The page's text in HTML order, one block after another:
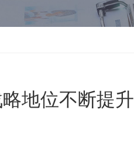
液压打包机
江西大件垃圾资源化处置项目
浙江工业固废RDF燃料生产线
广东移动式建筑垃圾处理项目
地位不断提升